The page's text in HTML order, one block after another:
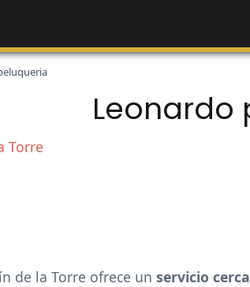
Leonardo
Torre
de la Torre ofrece un servicio